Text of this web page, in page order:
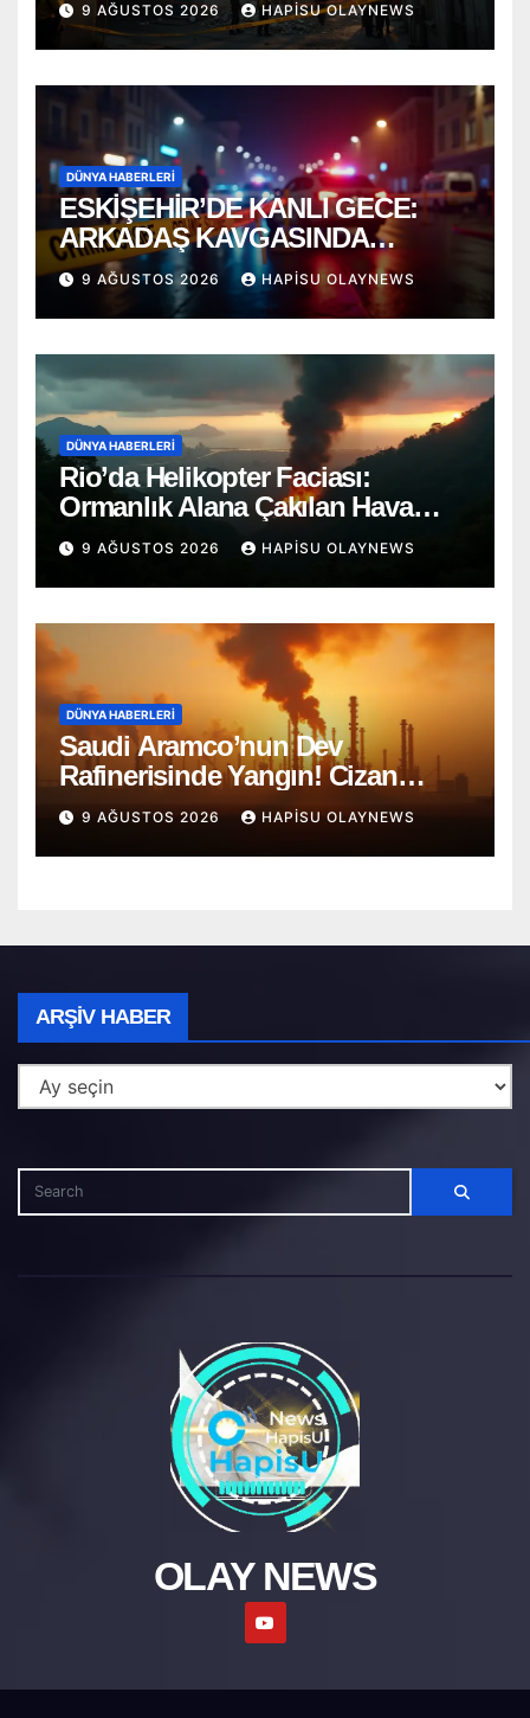
9 AĞUSTOS 2026 HAPISU OLAYNEWS
DÜNYA HABERLERI
ESKİŞEHİR’DE KANLI GECE:
ARKADAŞ KAVGASINDA
BIÇAKLAR KONUŞTU!
9 AĞUSTOS 2026 HAPISU OLAYNEWS
DÜNYA HABERLERI
Rio’da Helikopter Faciası:
Ormanlık Alana Çakılan Hava
Aracında 4 Ölü
9 AĞUSTOS 2026 HAPISU OLAYNEWS
DÜNYA HABERLERI
Saudi Aramco’nun Dev
Rafinerisinde Yangın! Cizan
Bölgesi Alarmda
9 AĞUSTOS 2026 HAPISU OLAYNEWS
ARŞIV HABER
Haber
OLAY NEWS